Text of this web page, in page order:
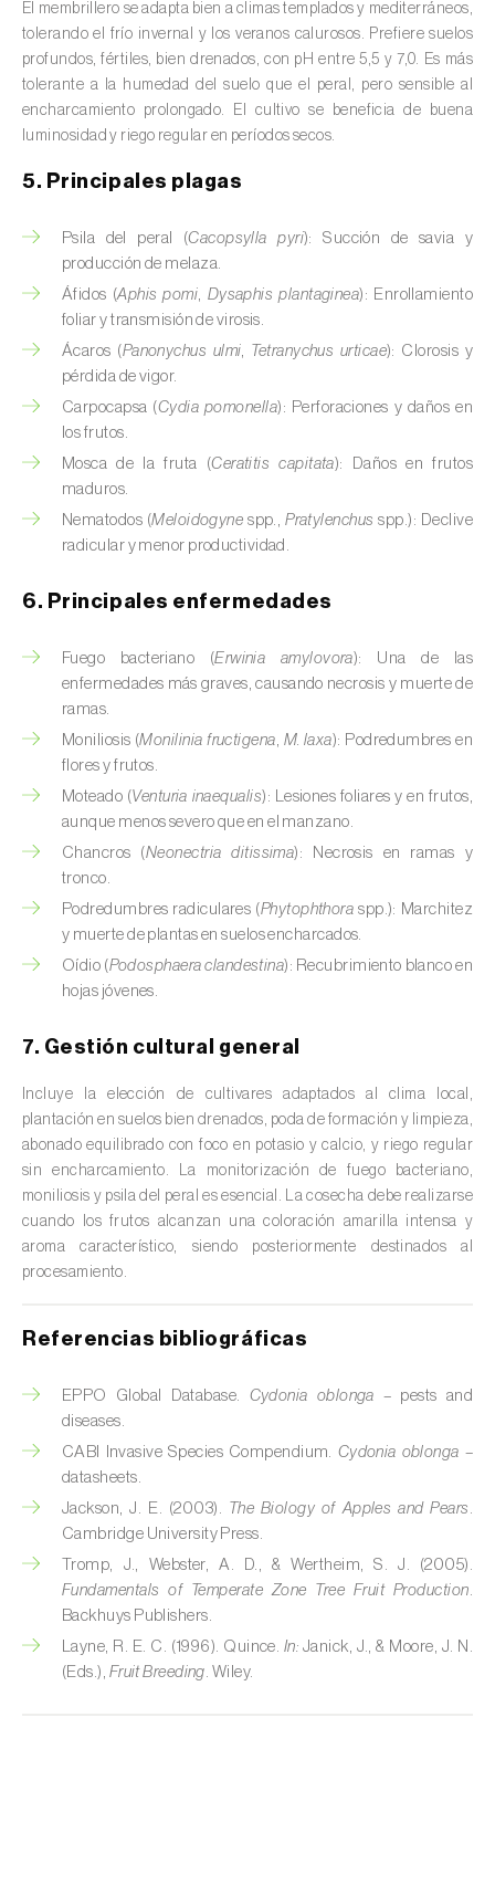
Begonia (Hillebrandia sandwicensis e
Begonia spp.)
Berenjena (Solanum melongena)
Berenjena africana ( Solanum aethiopicum
Berro (Nasturtium officinale
Boj (Buxus sempervirens L.)
Cacahuete ( Arachis hypogaea)
Cacaotero (
Cafeto (Coffea spp.
Calabacín (
Calabaza (
Caña de azúcar (Saccharum spp.)
Carambola (Averrhoa carambola)
Castaño (Castanea sativa
Cebada (Hordeum vulgare)
Cebolla (
Cedro (Cedrus spp.)
Centeno (Secale cereale)
Chirivía ( Pastinaca sativa )
Ciruelo (Prunus domestica L.)
Cítricos ( Citrus spp.
Clavel ( Dianthus caryophyllus
Colza ( Brassica napus )
Crisantemo (Chrysanthemum spp.)
Drácena ( Dracaena spp.)
Encina ( Quercus ilex e Quercus rotundifolia)
Endivia (Cichorium intybus)
Espárrago ( Asparagus officinalis)
El membrillero se adapta bien a climas templados y mediterráneos,
tolerando el frío invernal y los veranos calurosos. Prefiere suelos
profundos, fértiles, bien drenados, con pH entre 5,5 y 7,0. Es más
tolerante a la humedad del suelo que el peral, pero sensible al
encharcamiento prolongado. El cultivo se beneficia de buena
luminosidad y riego regular en períodos secos.
5. Principales plagas
Psila del peral (Cacopsylla pyri): Succión de savia y
producción de melaza.
Áfidos (Aphis pomi, Dysaphis plantaginea): Enrollamiento
foliar y transmisión de virosis.
Ácaros (Panonychus ulmi, Tetranychus urticae): Clorosis y
pérdida de vigor.
Carpocapsa (Cydia pomonella): Perforaciones y daños en
los frutos.
Mosca de la fruta (Ceratitis capitata): Daños en frutos
maduros.
Nematodos (Meloidogyne spp.,Pratylenchus spp.): Declive
radicular y menor productividad.
6. Principales enfermedades
Fuego bacteriano (Erwinia amylovora): Una de las
enfermedades más graves, causando necrosis y muerte de
ramas.
Moniliosis (Monilinia fructigena, M. laxa): Podredumbres en
flores y frutos.
Moteado (Venturia inaequalis): Lesiones foliares y en frutos,
aunque menos severo que en el manzano.
Chancros (Neonectria ditissima): Necrosis en ramas y
tronco.
Podredumbres radiculares (Phytophthora spp.): Marchitez
y muerte de plantas en suelos encharcados.
Oídio (Podosphaera clandestina): Recubrimiento blanco en
hojas jóvenes.
7. Gestión cultural general
Incluye la elección de cultivares adaptados al clima local,
plantación en suelos bien drenados, poda de formación y limpieza,
abonado equilibrado con foco en potasio y calcio, y riego regular
sin encharcamiento. La monitorización de fuego bacteriano,
moniliosis y psila del peral es esencial. La cosecha debe realizarse
cuando los frutos alcanzan una coloración amarilla intensa y
aroma característico, siendo posteriormente destinados al
procesamiento.
Referencias bibliográficas
EPPO Global Database. Cydonia oblonga – pests and
diseases.
CABI Invasive Species Compendium. Cydonia oblonga –
datasheets.
Jackson, J. E. (2003).
The Biology of Apples and Pears
Cambridge University Press.
Tromp, J., Webster, A. D., & Wertheim, S. J. (2005).
Fundamentals of Temperate Zone Tree Fruit Production
Backhuys Publishers.
Layne, R. E. C. (1996). Quince. In: Janick, J., & Moore, J. N.
(Eds.), Fruit Breeding . Wiley.